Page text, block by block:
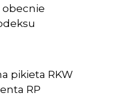
obecnie
pikieta RKW
RP